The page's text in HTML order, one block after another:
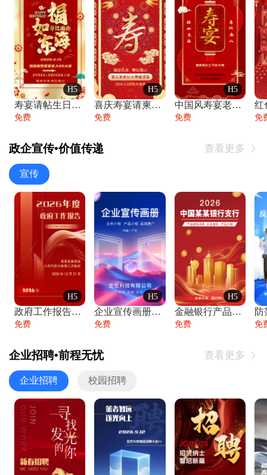
H5
寿宴请帖生日宴邀请函老人寿星生日快乐祝寿
免费
H5
喜庆寿宴请柬老人生日宴会邀请函请柬过大寿
免费
H5
中国风寿宴老人生日宴会邀请函寿宴请帖请柬
免费 免
政企宣传•价值传递 查看更多 
宣传
H5
政府工作报告政府年终工作总结
免费
H5
企业宣传画册公司简介产品介绍业务宣传手册
免费
H5
金融银行产品宣传手册企业宣传产品介绍
免费
防
免
企业招聘•前程无忧 查看更多 
企业招聘 校园招聘